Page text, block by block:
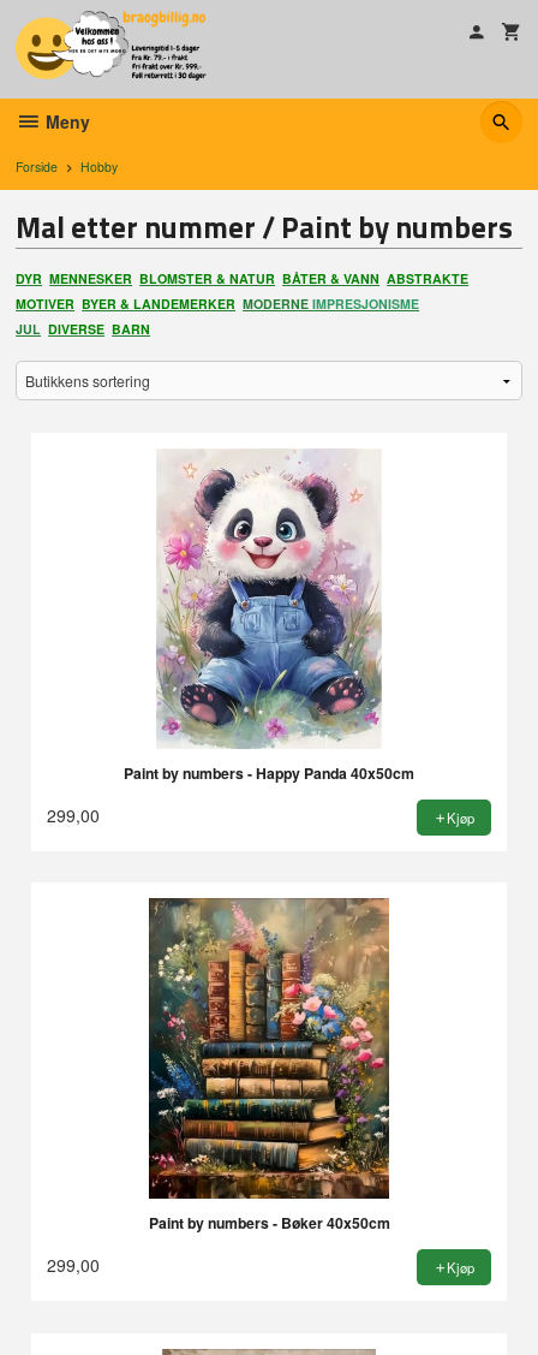
innholdet
Meny
Forside Hobby
Mal etter nummer / Paint by numbers
DYR MENNESKER BLOMSTER & NATUR BÅTER & VANN ABSTRAKTE
MOTIVER BYER & LANDEMERKER MODERNEIMPRESJONISME
JUL DIVERSE BARN
Paint by numbers - Happy Panda 40x50cm
299,00 Kjøp
Paint by numbers - Bøker 40x50cm
299,00 Kjøp